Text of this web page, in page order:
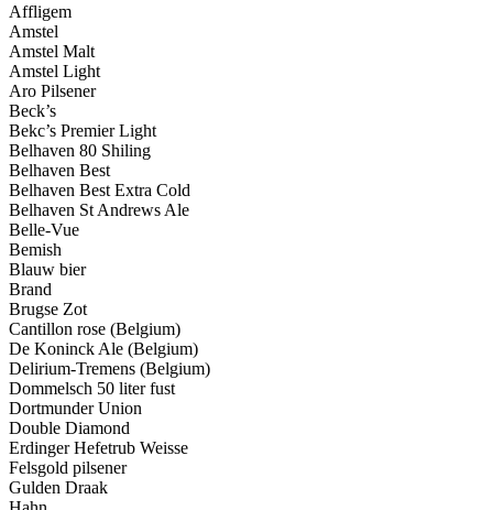
Affligem
Amstel
Amstel Malt
Amstel Light
Aro Pilsener
Beck’s
Bekc’s Premier Light
Belhaven 80 Shiling
Belhaven Best
Belhaven Best Extra Cold
Belhaven St Andrews Ale
Belle-Vue
Bemish
Blauw bier
Brand
Brugse Zot
Cantillon rose (Belgium)
De Koninck Ale (Belgium)
Delirium-Tremens (Belgium)
Dommelsch 50 liter fust
Dortmunder Union
Double Diamond
Erdinger Hefetrub Weisse
Felsgold pilsener
Gulden Draak